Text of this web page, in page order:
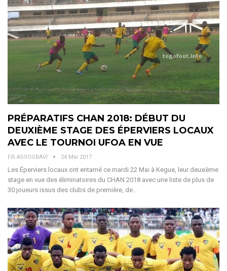
PRÉPARATIFS CHAN 2018: DÉBUT DU
DEUXIÈME STAGE DES ÉPERVIERS LOCAUX
AVEC LE TOURNOI UFOA EN VUE
Fifi ASSOGBAVI 24 Mai 2017
Les Éperviers locaux ont entamé ce mardi 22 Mai à Kegue, leur deuxième
stage en vue des éliminatoires du CHAN 2018 avec une liste de plus de
30 joueurs issus des clubs de première, de…